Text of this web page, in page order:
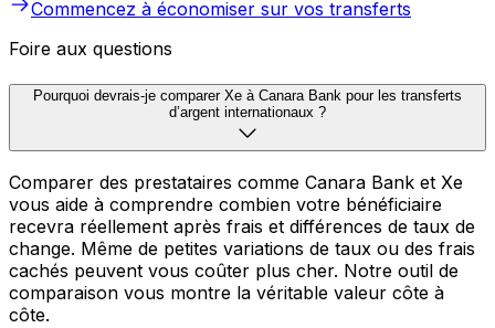
Commencez à économiser sur vos transferts
Foire aux questions
Pourquoi devrais-je comparer Xe à Canara Bank pour les transferts
d’argent internationaux ?
Comparer des prestataires comme Canara Bank et Xe
vous aide à comprendre combien votre bénéficiaire
recevra réellement après frais et différences de taux de
change. Même de petites variations de taux ou des frais
cachés peuvent vous coûter plus cher. Notre outil de
comparaison vous montre la véritable valeur côte à
côte.